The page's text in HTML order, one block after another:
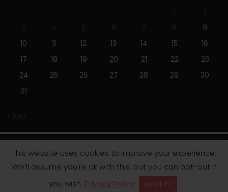
1
2
3
4 5 6 7 8
9
10
11 12 13 14 15
16
17
18 19 20 21 22
23
24
25 26 27 28 29
30
31
« Ιούλ
© 2019 | Screen Magazine - Ηλεκτρονική εφημερίδα
This website uses cookies to improve your experience.
We'll assume you're ok with this, but you can opt-out if
you wish. Privacy Policy ACCEPT